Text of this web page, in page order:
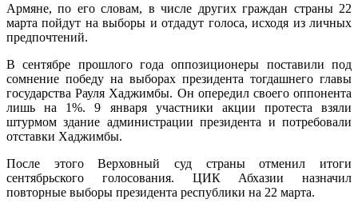
Армяне, по его словам, в числе других граждан страны 22
марта пойдут на выборы и отдадут голоса, исходя из личных
предпочтений.
В сентябре прошлого года оппозиционеры поставили под
сомнение победу на выборах президента тогдашнего главы
государства Рауля Хаджимбы. Он опередил своего оппонента
лишь на 1%. 9 января участники акции протеста взяли
штурмом здание администрации президента и потребовали
отставки Хаджимбы.
После этого Верховный суд страны отменил итоги
сентябрьского голосования. ЦИК Абхазии назначил
повторные выборы президента республики на 22 марта.